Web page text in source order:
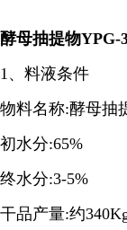
酵母抽提物YPG-
1、料液条件
物料名称:酵母抽
初水分:65%
终水分:3-5%
干品产量:约